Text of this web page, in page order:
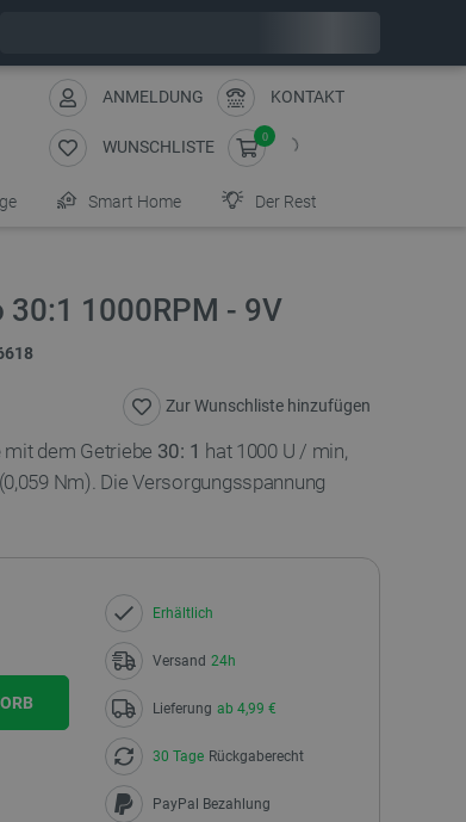
ANMELDUNG KONTAKT
WUNSCHLISTE
0
Smart Home Der Rest
1000RPM - 9V
Zur Wunschliste hinzufügen
mit dem Getriebe 30: 1 hat 1000 U / min,
Nm). Die Versorgungsspannung
Erhältlich
Versand 24h
Lieferung ab 4,99 €
30 Tage Rückgaberecht
PayPal Bezahlung